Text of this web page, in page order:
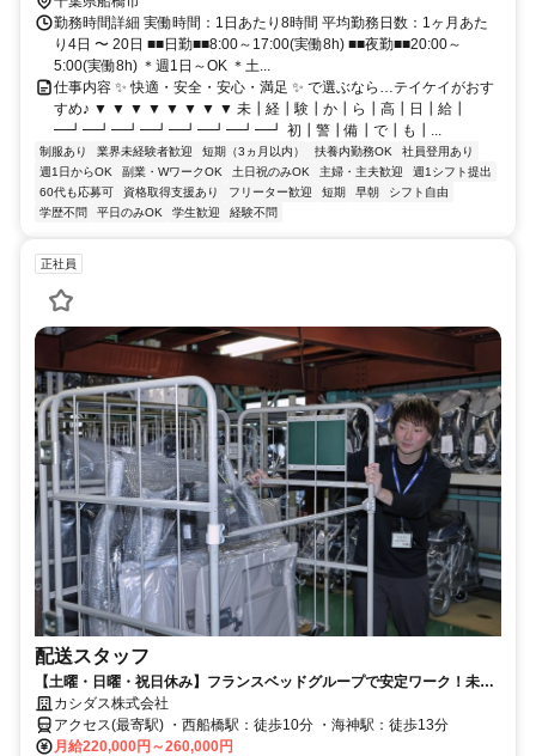
勤務時間詳細 実働時間：1日あたり8時間 平均勤務日数：1ヶ月あた
り4日 〜 20日 ■■日勤■■8:00～17:00(実働8h) ■■夜勤■■20:00～
5:00(実働8h) ＊週1日～OK ＊土...
仕事内容 ✨ 快適・安全・安心・満足 ✨ で選ぶなら…テイケイがおす
すめ♪ ▼ ▼ ▼ ▼ ▼ ▼ ▼ ▼ 未┃経┃験┃か┃ら┃高┃日┃給┃
━┛━┛━┛━┛━┛━┛━┛━┛ 初┃警┃備┃で┃も┃...
制服あり 業界未経験者歓迎 短期（3ヵ月以内） 扶養内勤務OK
社員登用あり
週1日からOK
副業・WワークOK 土日祝のみOK 主婦・主夫歓迎
週1シフト提出
60代も応募可
資格取得支援あり フリーター歓迎 短期 早朝
シフト自由
学歴不問
平日のみOK 学生歓迎 経験不問
正社員
配送スタッフ
【土曜・日曜・祝日休み】フランスベッドグループで安定ワーク！未経
験から月収22万円〜/土日祝休み＆転勤なしの配送職（配送・組立・説
明）
カシダス株式会社
アクセス(最寄駅) ・西船橋駅：徒歩10分 ・海神駅：徒歩13分
月給220,000円～260,000円